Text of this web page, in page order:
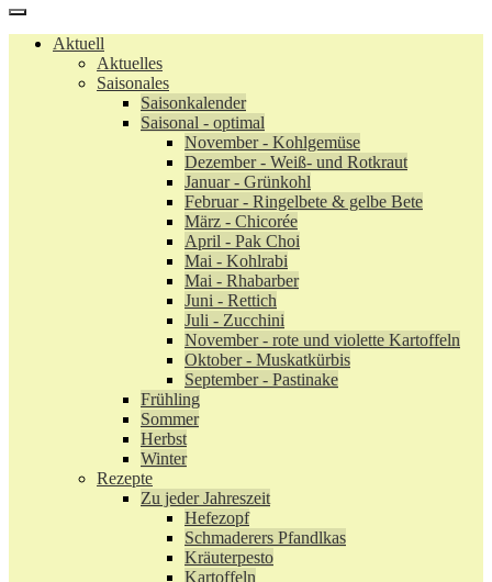
Aktuell
Aktuelles
Saisonales
Saisonkalender
Saisonal - optimal
November - Kohlgemüse
Dezember - Weiß- und Rotkraut
Januar - Grünkohl
Februar - Ringelbete & gelbe Bete
März - Chicorée
April - Pak Choi
Mai - Kohlrabi
Mai - Rhabarber
Juni - Rettich
Juli - Zucchini
November - rote und violette Kartoffeln
Oktober - Muskatkürbis
September - Pastinake
Frühling
Sommer
Herbst
Winter
Rezepte
Zu jeder Jahreszeit
Hefezopf
Schmaderers Pfandlkas
Kräuterpesto
Kartoffeln